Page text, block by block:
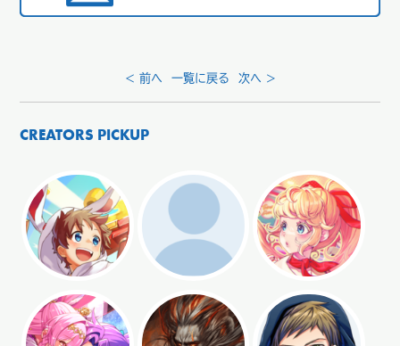
< 前へ 一覧に戻る 次へ >
CREATORS PICKUP